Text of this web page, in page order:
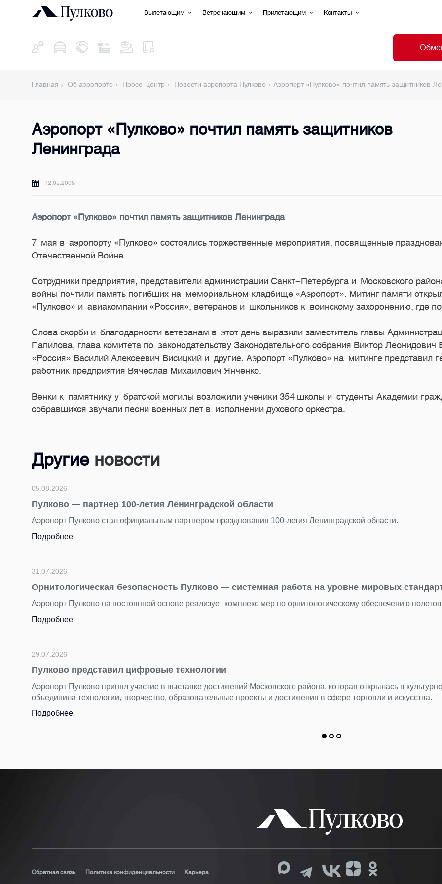
Вылетающим Встречающим Прилетающим Контакты
Главная Об аэропорте Пресс-центр Новости аэропорта Пулково Аэропорт «Пулково» почтил память защитников
Аэропорт «Пулково» почтил память защитников
Ленинграда
12.05.2009
Аэропорт «Пулково» почтил память защитников Ленинграда
7 мая в аэропорту «Пулково» состоялись торжественные мероприятия, посвященные
Отечественной Войне.
Сотрудники предприятия, представители администрации Санкт-Петербурга и Московского
войны почтили память погибших на мемориальном кладбище «Аэропорт». Митинг памяти
«Пулково» и авиакомпании «Россия», ветеранов и школьников к воинскому захоронению, где
Слова скорби и благодарности ветеранам в этот день выразили заместитель главы
Папилова, глава комитета по законодательству Законодательного собрания Виктор
«Россия» Василий Алексеевич Висицкий и другие. Аэропорт «Пулково» на митинге представил
работник предприятия Вячеслав Михайлович Янченко.
Венки к памятнику у братской могилы возложили ученики 354 школы и студенты Академии
собравшихся звучали песни военных лет в исполнении духового оркестра.
Другие новости
05.08.2026
Пулково — партнер 100-летия Ленинградской области
Аэропорт Пулково стал официальным партнером празднования 100-летия Ленинградской области.
Подробнее
31.07.2026
Орнитологическая безопасность Пулково — системная работа на уровне мировых
Аэропорт Пулково на постоянной основе реализует комплекс мер по орнитологическому обеспечению
Подробнее
29.07.2026
Пулково представил цифровые технологии
Аэропорт Пулково принял участие в выставке достижений Московского района, которая открылась в
объединила технологии, творчество, образовательные проекты и достижения в сфере торговли и искусства.
Подробнее
Обратная связь Политика конфиденциальности Карьера